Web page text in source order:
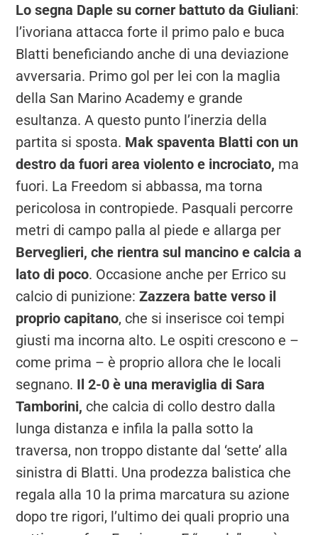
Lo segna Daple su corner battuto da Giuliani:
l’ivoriana attacca forte il primo palo e buca
Blatti beneficiando anche di una deviazione
avversaria. Primo gol per lei con la maglia
della San Marino Academy e grande
esultanza. A questo punto l’inerzia della
partita si sposta. Mak spaventa Blatti con un
destro da fuori area violento e incrociato, ma
fuori. La Freedom si abbassa, ma torna
pericolosa in contropiede. Pasquali percorre
metri di campo palla al piede e allarga per
Berveglieri, che rientra sul mancino e calcia a
lato di poco. Occasione anche per Errico su
calcio di punizione:Zazzera batte verso il
proprio capitano, che si inserisce coi tempi
giusti ma incorna alto. Le ospiti crescono e –
come prima – è proprio allora che le locali
segnano. Il 2-0 è una meraviglia di Sara
Tamborini, che calcia di collo destro dalla
lunga distanza e infila la palla sotto la
traversa, non troppo distante dal ‘sette’ alla
sinistra di Blatti. Una prodezza balistica che
regala alla 10 la prima marcatura su azione
dopo tre rigori, l’ultimo dei quali proprio una